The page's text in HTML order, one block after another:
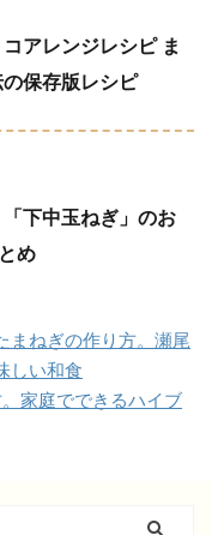
コアレンジレシピ ま
保存版レシピ
「下中玉ねぎ」のお
め
まねぎの作り方。瀬尾
しい和食
家庭でできるハイブ